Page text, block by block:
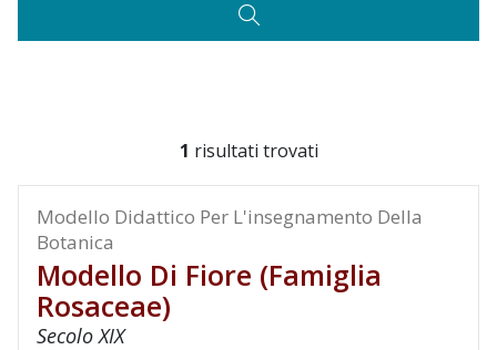
CERCA
1 risultati trovati
Modello Didattico Per L'insegnamento Della
Botanica
Modello Di Fiore (famiglia
Rosaceae)
Secolo XIX